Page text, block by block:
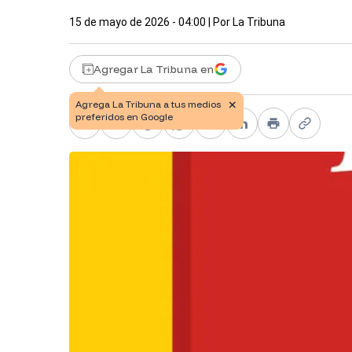
15 de mayo de 2026 - 04:00 | Por La Tribuna
Agregar La Tribuna en
Facebook
X TelegramWhatsApp
PinterestLinkedIn
PrintCopy